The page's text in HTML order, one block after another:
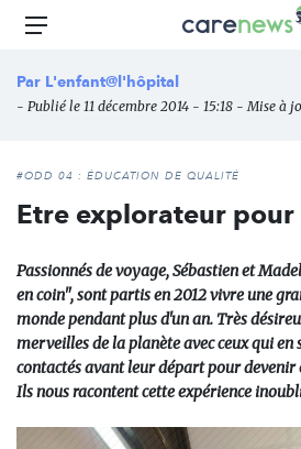
Aller
principal
Carenews,
des
l'engagement
Menu
Par L'enfant@l'hôpital
- Publié le 11 décembre 2014 - 15:18 - Mise à
#ODD 04 : ÉDUCATION DE QUALITÉ
Etre explorateur
Passionnés de voyage, Sébastien et
en coin", sont partis en 2012 vivre une
monde pendant plus d'un an. Très
merveilles de la planète avec ceux qui en
contactés avant leur départ pour
Ils nous racontent cette expérience